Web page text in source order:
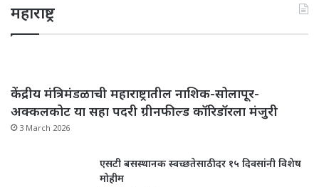
महाराष्ट्र
केंद्रीय मंत्रिमंडळाची महाराष्ट्रातील नाशिक-सोलापूर-
अक्कलकोट या सहा पदरी ग्रीनफील्ड कॉरिडॉरला मंजुरी
3 March 2026
एसटी बसस्थानक स्वच्छतेसाठी दर १५ दिवसांनी विशेष
मोहीम